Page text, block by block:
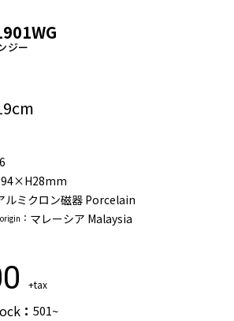
ジー
ルミクロン磁器 Porcelain
： マレーシア Malaysia
+tax
： 501~